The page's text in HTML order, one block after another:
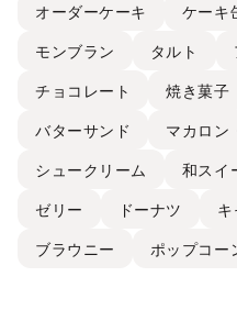
オーダーケーキ ケーキ
モンブラン タルト
チョコレート 焼き菓子
バターサンド マカロン
シュークリーム 和スイ
ゼリー ドーナツ キ
ブラウニー ポップコー